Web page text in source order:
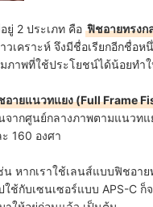
ยู่ 2 ประเภท คือ ฟิชอายทรงก
คราะห์ จึงมีชื่อเรียกอีกชื่อห
ภาพที่ใช้ประโยชน์ได้น้อยทำ
อายแนวทแยง (Full Frame
ากศูนย์กลางภาพตามแนวทแ
160 องศา
หากเราใช้เลนส์แบบฟิชอา
ช้กับเซนเซอร์แบบ APS-C ก็